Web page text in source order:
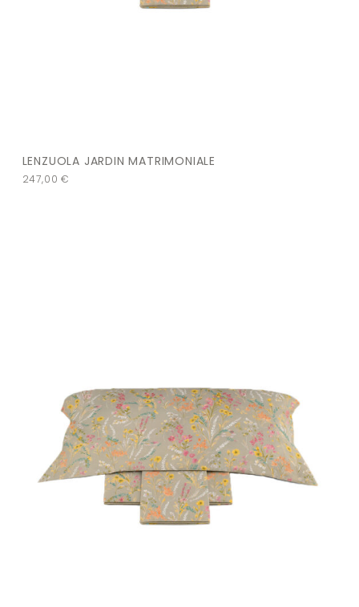
LENZUOLA JARDIN MATRIMONIALE
247,00€